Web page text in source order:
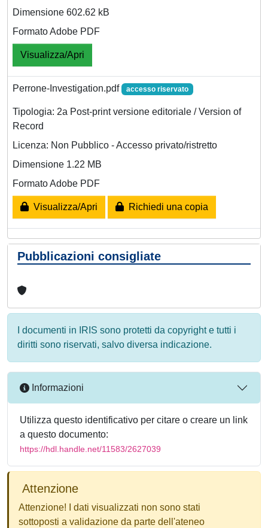
Dimensione 602.62 kB
Formato Adobe PDF
Visualizza/Apri
Perrone-Investigation.pdf accesso riservato
Tipologia: 2a Post-print versione editoriale / Version of
Record
Licenza: Non Pubblico - Accesso privato/ristretto
Dimensione 1.22 MB
Formato Adobe PDF
Visualizza/Apri Richiedi una copia
Pubblicazioni consigliate
I documenti in IRIS sono protetti da copyright e tutti i
diritti sono riservati, salvo diversa indicazione.
Informazioni
Utilizza questo identificativo per citare o creare un link
a questo documento:
https://hdl.handle.net/11583/2627039
Attenzione
Attenzione! I dati visualizzati non sono stati
sottoposti a validazione da parte dell'ateneo